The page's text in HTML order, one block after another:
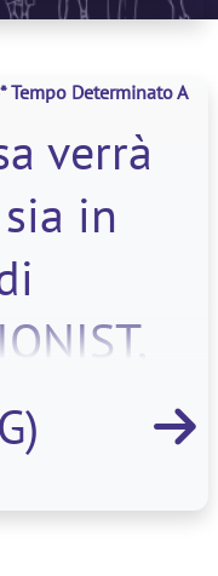
Tempo Determinato A
verrà
in
front e